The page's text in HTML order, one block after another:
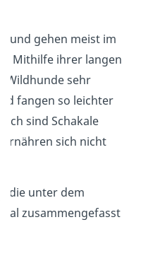
und gehen meist im
Mithilfe ihrer langen
Wildhunde sehr
fangen so leichter
sind Schakale
sich nicht
die unter dem
zusammengefasst